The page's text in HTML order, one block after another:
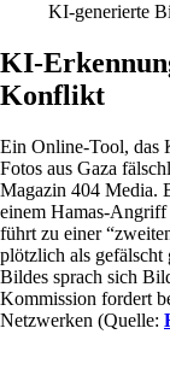
KI-generierte
KI-
Konflikt
Ein Online-Tool, das
Fotos aus Gaza
Magazin 404 Media.
einem Hamas-Angriff
führt zu einer
plötzlich als gefälscht
Bildes sprach sich
Kommission fordert
Netzwerken (Quelle: